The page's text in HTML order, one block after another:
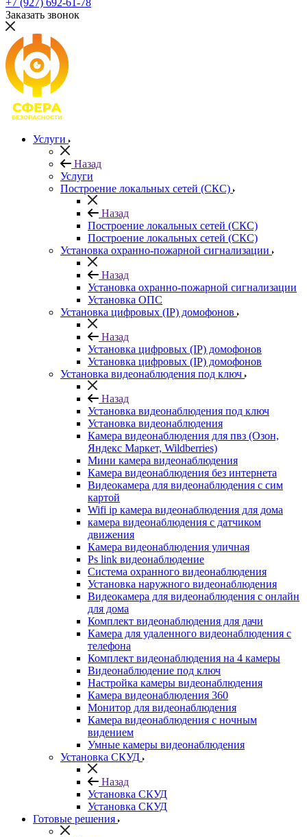
+7 (927) 692-61-78
Заказать звонок
Услуги
Назад
Услуги
Построение локальных сетей (СКС)
Назад
Построение локальных сетей (СКС)
Построение локальных сетей (СКС)
Установка охранно-пожарной сигнализации
Назад
Установка охранно-пожарной сигнализации
Установка ОПС
Установка цифровых (IP) домофонов
Назад
Установка цифровых (IP) домофонов
Установка цифровых (IP) домофонов
Установка видеонаблюдения под ключ
Назад
Установка видеонаблюдения под ключ
Установка видеонаблюдения
Камера видеонаблюдения для пвз (Озон,
Яндекс Маркет, Wildberries)
Мини камера видеонаблюдения
Камера видеонаблюдения без интернета
Видеокамера для видеонаблюдения с сим
картой
Wifi ip камера видеонаблюдения для дома
камера видеонаблюдения с датчиком
движения
Камера видеонаблюдения уличная
Ps link видеонаблюдение
Система охранного видеонаблюдения
Установка наружного видеонаблюдения
Видеокамера для видеонаблюдения с онлайн
для дома
Комплект видеонаблюдения для дачи
Камера для удаленного видеонаблюдения с
телефона
Комплект видеонаблюдения на 4 камеры
Видеонаблюдение под ключ
Настройка камеры видеонаблюдения
Камера видеонаблюдения 360
Монитор для видеонаблюдения
Камера видеонаблюдения с ночным
видением
Умные камеры видеонаблюдения
Установка СКУД
Назад
Установка СКУД
Установка СКУД
Готовые решения